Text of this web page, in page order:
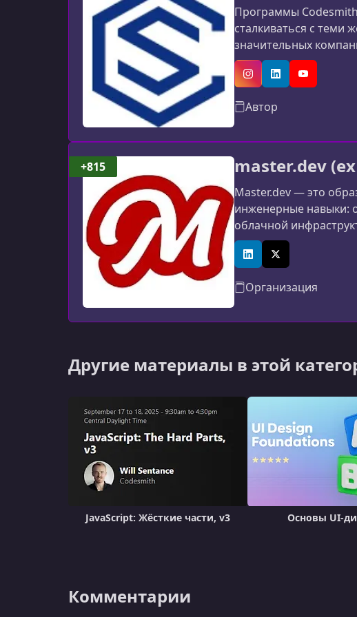
Программы Сodesmith
сталкиваться с теми
значительных
обеспечивают эту
занимающиеся
InstagramLinkedInYouTube
Автор
master.dev
Master.dev — это
инженерные навыки:
облачной
платформа
LinkedInX (Twitter)
Организация
+815
Другие материалы в этой
JavaScript: Жёсткие части, v3 Основы UI-
Комментарии